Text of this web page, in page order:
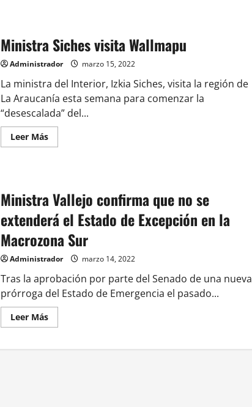
Ministra Siches visita Wallmapu
Administrador marzo 15, 2022
La ministra del Interior, Izkia Siches, visita la región de
La Araucanía esta semana para comenzar la
“desescalada” del...
Leer MásLeer
más
Wallmapu
Ministra Vallejo confirma que no se
extenderá el Estado de Excepción en la
Macrozona Sur
Administrador marzo 14, 2022
Tras la aprobación por parte del Senado de una nueva
prórroga del Estado de Emergencia el pasado...
Leer MásLeer
más
Ministra